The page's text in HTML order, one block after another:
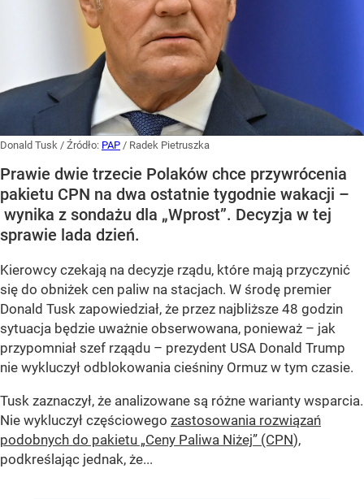
Donald Tusk / Źródło: PAP / Radek Pietruszka
Prawie dwie trzecie Polaków chce przywrócenia
pakietu CPN na dwa ostatnie tygodnie wakacji –
wynika z sondażu dla „Wprost”. Decyzja w tej
sprawie lada dzień.
Kierowcy czekają na decyzje rządu, które mają przyczynić
się do obniżek cen paliw na stacjach. W środę premier
Donald Tusk zapowiedział, że przez najbliższe 48 godzin
sytuacja będzie uważnie obserwowana, ponieważ – jak
przypomniał szef rząądu – prezydent USA Donald Trump
nie wykluczył odblokowania cieśniny Ormuz w tym czasie.
Tusk zaznaczył, że analizowane są różne warianty wsparcia.
Nie wykluczył częściowego zastosowania rozwiązań
podobnych do pakietu „Ceny Paliwa Niżej” (CPN),
podkreślając jednak, że...